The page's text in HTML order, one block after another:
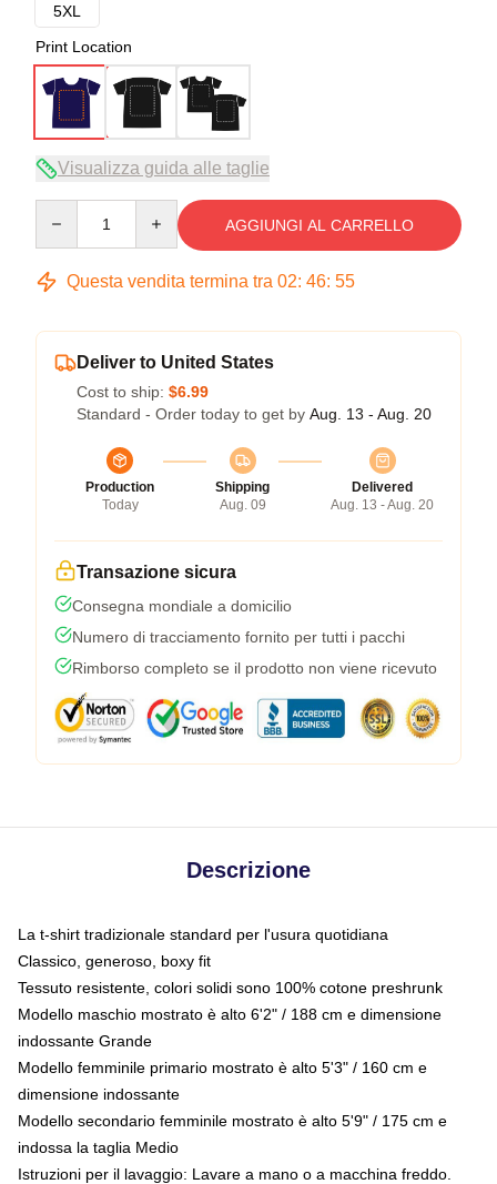
5XL
Print Location
Visualizza guida alle taglie
AGGIUNGI AL CARRELLO
Questa vendita termina tra 02: 46: 54
Deliver to United States
Cost to ship: $6.99
Standard - Order today to get by Aug. 13 - Aug. 20
Production
Today
Shipping
Aug. 09
Delivered
Aug. 13 - Aug. 20
Transazione sicura
Consegna mondiale a domicilio
Numero di tracciamento fornito per tutti i pacchi
Rimborso completo se il prodotto non viene ricevuto
Descrizione
La t-shirt tradizionale standard per l'usura quotidiana
Classico, generoso, boxy fit
Tessuto resistente, colori solidi sono 100% cotone preshrunk
Modello maschio mostrato è alto 6'2" / 188 cm e dimensione
indossante Grande
Modello femminile primario mostrato è alto 5'3" / 160 cm e
dimensione indossante
Modello secondario femminile mostrato è alto 5'9" / 175 cm e
indossa la taglia Medio
Istruzioni per il lavaggio: Lavare a mano o a macchina freddo.